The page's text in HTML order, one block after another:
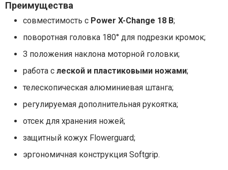
Преимущества
совместимость с Power X-Change 18 В;
поворотная головка 180° для подрезки кромок;
3 положения наклона моторной головки;
работа с леской и пластиковыми ножами;
телескопическая алюминиевая штанга;
регулируемая дополнительная рукоятка;
отсек для хранения ножей;
защитный кожух Flowerguard;
эргономичная конструкция Softgrip.